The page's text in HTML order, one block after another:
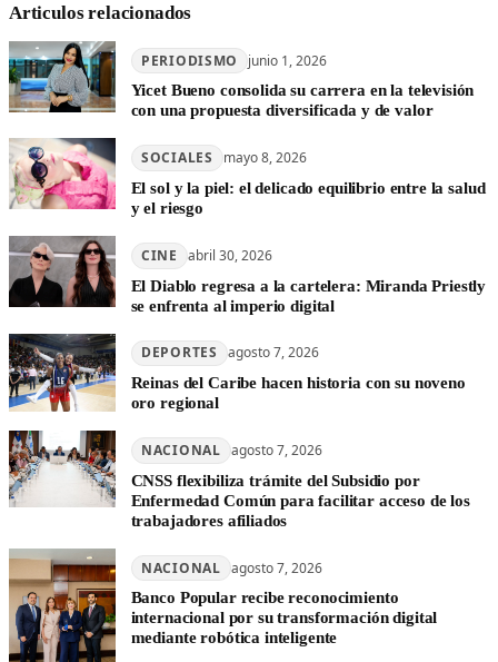
Articulos relacionados
PERIODISMO junio 1, 2026
Yicet Bueno consolida su carrera en la televisión
con una propuesta diversificada y de valor
SOCIALES mayo 8, 2026
El sol y la piel: el delicado equilibrio entre la salud
y el riesgo
CINE abril 30, 2026
El Diablo regresa a la cartelera: Miranda Priestly
se enfrenta al imperio digital
DEPORTES agosto 7, 2026
Reinas del Caribe hacen historia con su noveno
oro regional
NACIONAL agosto 7, 2026
CNSS flexibiliza trámite del Subsidio por
Enfermedad Común para facilitar acceso de los
trabajadores afiliados
NACIONAL agosto 7, 2026
Banco Popular recibe reconocimiento
internacional por su transformación digital
mediante robótica inteligente